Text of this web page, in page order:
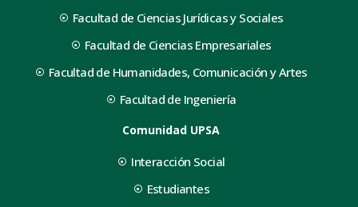
Facultad de Ciencias Jurídicas y Sociales
Facultad de Ciencias Empresariales
Facultad de Humanidades, Comunicación y Artes
Facultad de Ingeniería
Comunidad UPSA
Interacción Social
Estudiantes